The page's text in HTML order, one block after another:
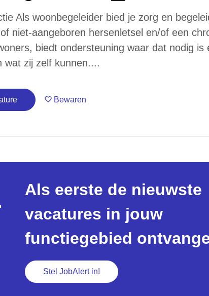
Als woonbegeleider bied je zorg en
niet-aangeboren hersenletsel en/of een
biedt ondersteuning waar dat nodig
wat zij zelf kunnen....
Bewaren
Als eerste de nieuwste
vacatures in jouw
functiegebied
Stel JobAlert in!